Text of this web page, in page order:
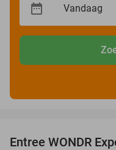
Entree WONDR